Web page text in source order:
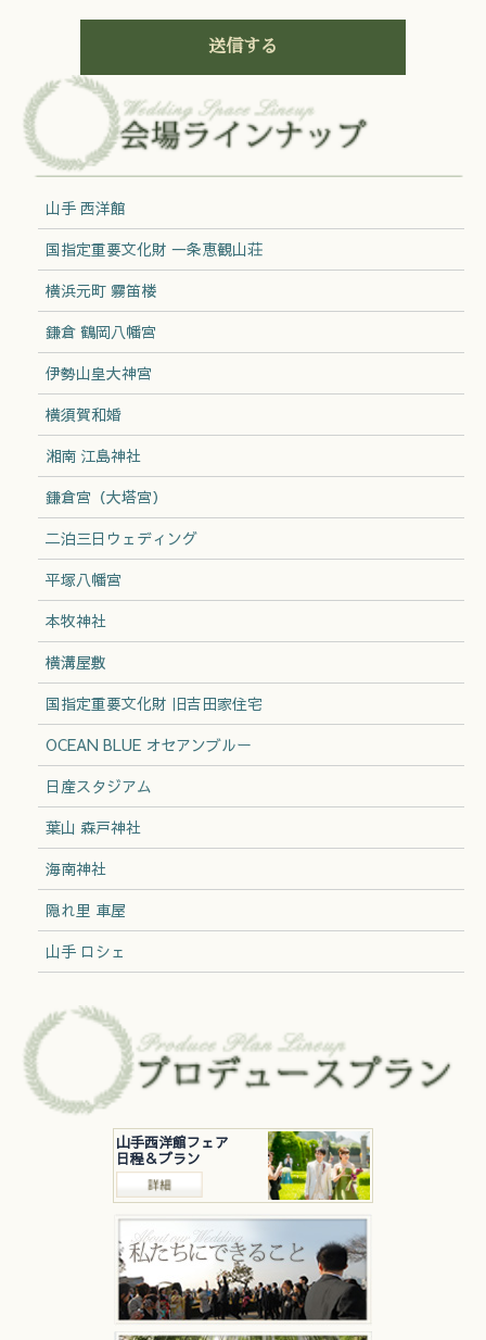
山手 西洋館
国指定重要文化財 一条恵観山荘
横浜元町 霧笛楼
鎌倉 鶴岡八幡宮
伊勢山皇大神宮
横須賀和婚
湘南 江島神社
鎌倉宮（大塔宮）
二泊三日ウェディング
平塚八幡宮
本牧神社
横溝屋敷
国指定重要文化財 旧吉田家住宅
OCEAN BLUE オセアンブルー
日産スタジアム
葉山 森戸神社
海南神社
隠れ里 車屋
山手 ロシェ
山手西洋館フェア
日程＆プラン